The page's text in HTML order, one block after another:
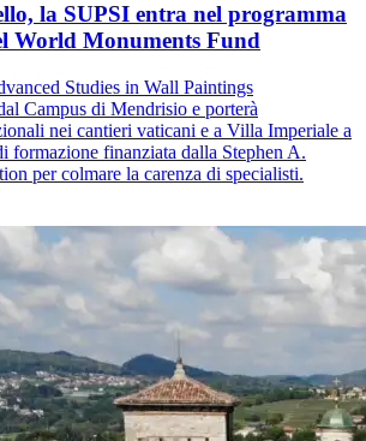
la SUPSI entra nel programma
World Monuments Fund
Studies in Wall Paintings
Campus di Mendrisio e porterà
nei cantieri vaticani e a Villa Imperiale a
formazione finanziata dalla Stephen A.
per colmare la carenza di specialisti.